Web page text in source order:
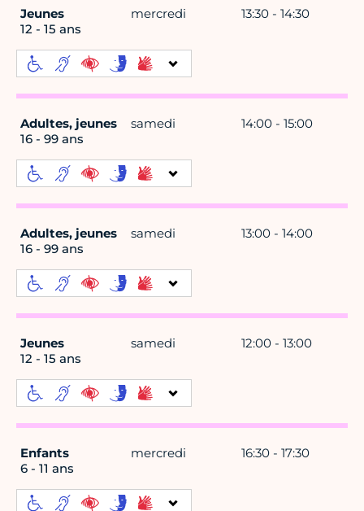
Jeunes
12 - 15 ans
mercredi 13:30 - 14:30
Adultes, jeunes
16 - 99 ans
samedi 14:00 - 15:00
Adultes, jeunes
16 - 99 ans
samedi 13:00 - 14:00
Jeunes
12 - 15 ans
samedi 12:00 - 13:00
Enfants
6 - 11 ans
mercredi 16:30 - 17:30